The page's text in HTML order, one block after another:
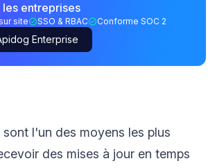
entreprises
site SSO & RBAC Conforme SOC 2
Enterprise
sont l'un des moyens les plus
des mises à jour en temps